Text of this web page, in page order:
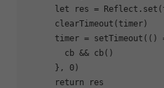
let res = Reflect
      clearTimeout(timer)
      timer = setTimeout(
()
        cb && cb()
      },
0)
return res